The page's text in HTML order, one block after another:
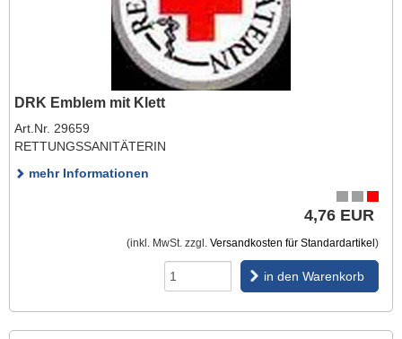
DRK Emblem mit Klett
Art.Nr. 29659
RETTUNGSSANITÄTERIN
mehr Informationen
4,76 EUR
(inkl. MwSt. zzgl. Versandkosten für Standardartikel )
in den Warenkorb